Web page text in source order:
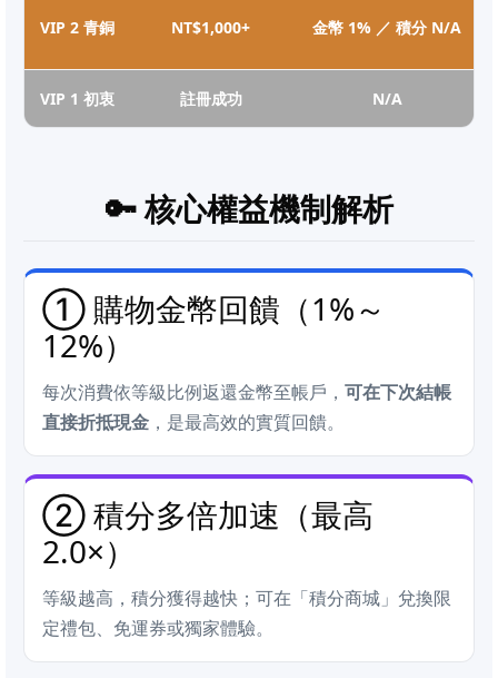
VIP 2 青銅 NT$1,000+ 金幣 1% ／ 積分 N/A
VIP 1 初衷 註冊成功 N/A
🔑 核心權益機制解析
① 購物金幣回饋（1%～
12%）
每次消費依等級比例返還金幣至帳戶， 可在下次結帳
直接折抵現金 ，是最高效的實質回饋。
② 積分多倍加速（最高
2.0×）
等級越高，積分獲得越快；可在「積分商城」兌換限
定禮包、免運券或獨家體驗。